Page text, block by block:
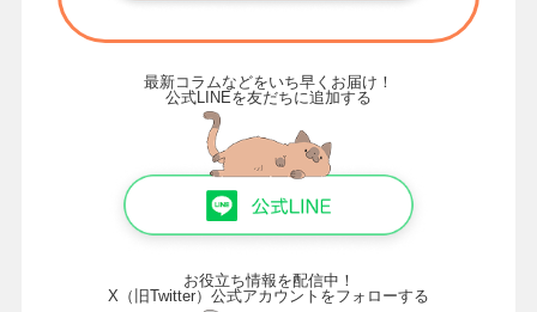
最新コラムなどをいち早くお届け！
公式LINEを友だちに追加する
お役立ち情報を配信中！
X（旧Twitter）公式アカウントをフォローする